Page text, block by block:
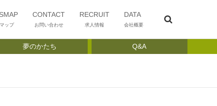
ップ
CONTACT
お問い合わせ
RECRUIT
求人情報
DATA
会社概要
夢のかたち Q&A